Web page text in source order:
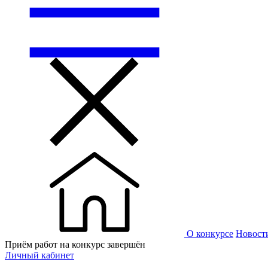
О конкурсе
Приём работ на конкурс завершён
Личный кабинет